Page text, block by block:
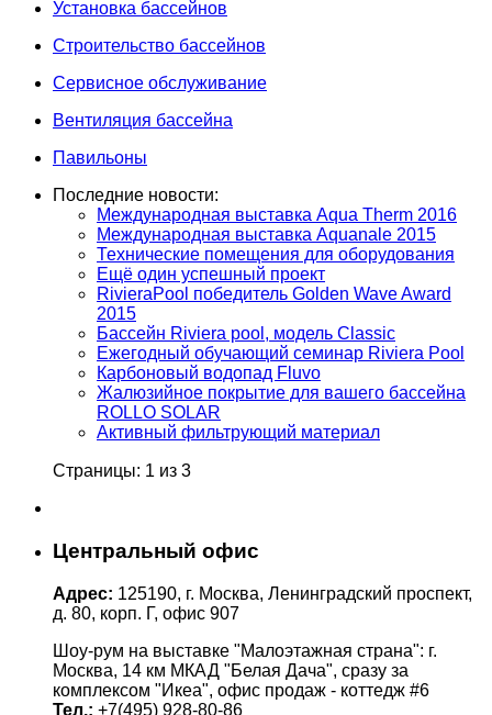
Установка бассейнов
Строительство бассейнов
Сервисное обслуживание
Вентиляция бассейна
Павильоны
Последние новости:
Международная выставка Aqua Therm 2016
Международная выставка Aquanale 2015
Технические помещения для оборудования
Ещё один успешный проект
RivieraPool победитель Golden Wave Award
2015
Бассейн Riviera pool, модель Classic
Ежегодный обучающий семинар Riviera Pool
Карбоновый водопад Fluvo
Жалюзийное покрытие для вашего бассейна
ROLLO SOLAR
Активный фильтрующий материал
Страницы: 1 из 3
Центральный офис
Адрес: 125190, г. Москва, Ленинградский проспект,
д. 80, корп. Г, офис 907
Шоу-рум на выставке "Малоэтажная страна": г.
Москва, 14 км МКАД "Белая Дача", сразу за
комплексом "Икеа", офис продаж - коттедж #6
Тел.: +7(495) 928-80-86